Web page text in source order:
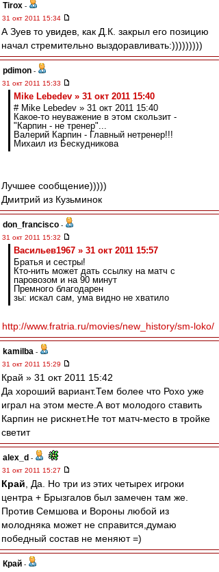
Tirox -
31 окт 2011 15:34
А Зуев то увидев, как Д.К. закрыл его позицию
начал стремительно выздоравливать:)))))))))
pdimon -
31 окт 2011 15:33
Mike Lebedev » 31 окт 2011 15:40
# Mike Lebedev » 31 окт 2011 15:40
Какое-то неуважение в этом скользит -
"Карпин - не тренер"...
Валерий Карпин - Главный нетренер!!!
Михаил из Бескудникова
Лучшее сообщение)))))
Дмитрий из Кузьминок
don_francisco -
31 окт 2011 15:32
Васильев1967 » 31 окт 2011 15:57
Братья и сестры!
Кто-нить может дать ссылку на матч с
паровозом и на 90 минут
Премного благодарен
зы: искал сам, ума видно не хватило
http://www.fratria.ru/movies/new_history/sm-loko/
kamilba -
31 окт 2011 15:29
Край » 31 окт 2011 15:42
Да хороший вариант.Тем более что Рохо уже
играл на этом месте.А вот молодого ставить
Карпин не рискнет.Не тот матч-место в тройке
светит
alex_d -
31 окт 2011 15:27
Край , Да. Но три из этих четырех игроки
центра + Брызгалов был замечен там же.
Против Семшова и Вороны любой из
молодняка может не справится,думаю
победный состав не меняют =)
Край -